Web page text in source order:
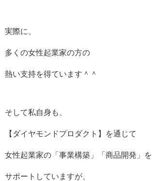
実際に、
多くの女性起業家の方の
熱い支持を得ています＾＾
そして私自身も、
【ダイヤモンドプロダクト】を通じて
女性起業家の「事業構築」「商品開発」を
サポートしていますが、